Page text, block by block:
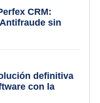
CRM:
sin
definitiva
con la